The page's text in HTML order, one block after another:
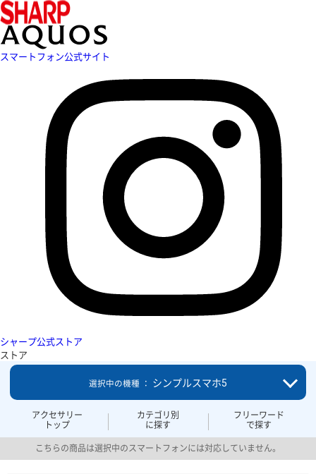
スマートフォン公式サイト
シャープ公式ストア
ストア
アクセサリー
トップ
カテゴリ別
に探す
フリーワード
で探す
選択中の機種 ： シンプルスマホ5
こちらの商品は選択中のスマートフォンには対応していません。